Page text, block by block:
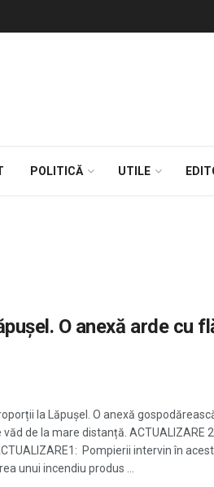
POLITICĂ UTILE
O anexă arde cu
la Lăpușel. O anexă
de la mare distanță. ACTUALIZARE
Pompierii intervin în
unui incendiu produs ...